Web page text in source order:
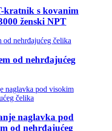
kratnik s kovanim
ženski NPT
od nehrđajućeg
naglavka pod
od nehrđajućeg